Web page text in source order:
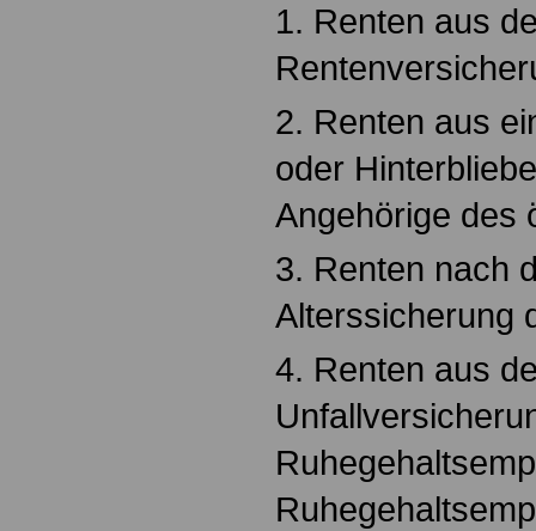
1. Renten aus
2. Renten aus
oder
Angehörige des
3. Renten nach
Alterssicherung
4. Renten aus